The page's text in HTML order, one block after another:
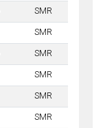
SMR
SMR
SMR
SMR
SMR
SMR